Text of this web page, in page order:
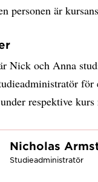
personen är
Nick och Anna
för
respektive kurs
Nicholas
Studieadministratör